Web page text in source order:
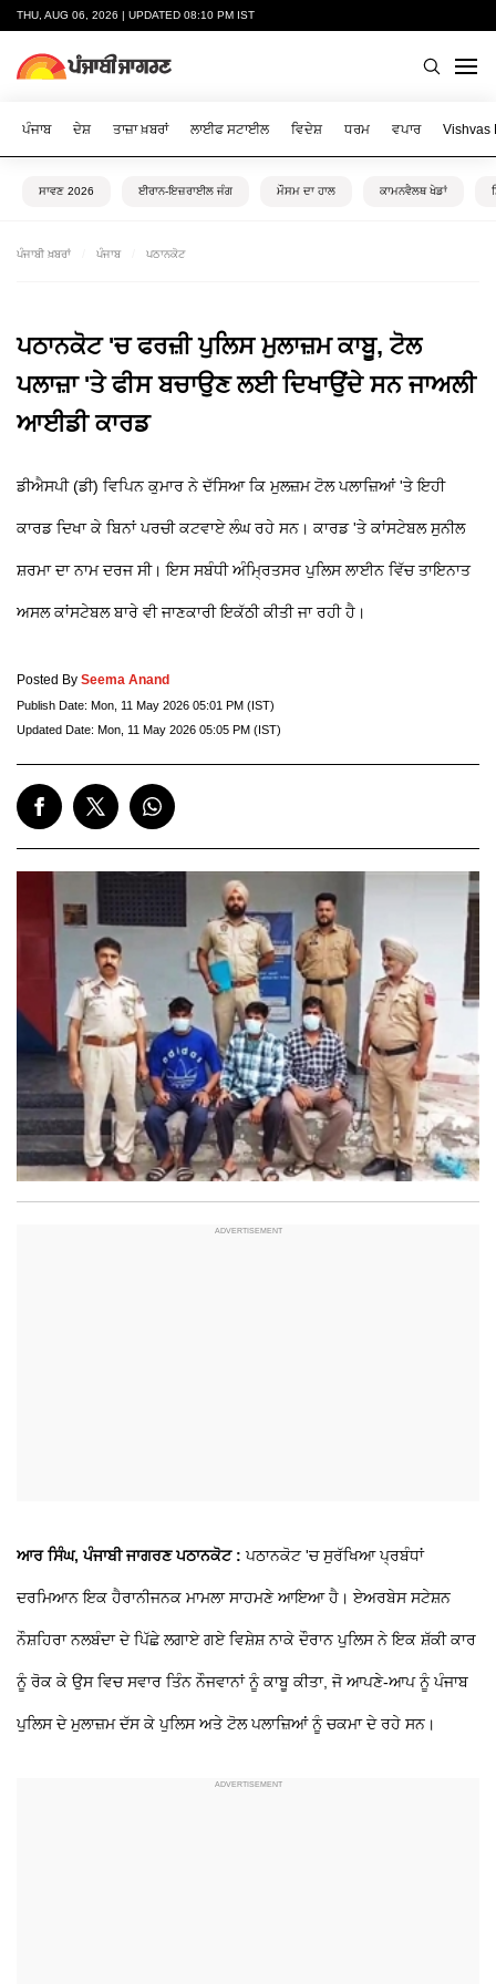
THU, AUG 06, 2026 | UPDATED 08:10 PM IST
ਪੰਜਾਬ ਦੇਸ਼ ਤਾਜ਼ਾ ਖ਼ਬਰਾਂ ਲਾਈਫ ਸਟਾਈਲ ਵਿਦੇਸ਼ ਧਰਮ ਵਪਾਰ Vishvas
ਸਾਵਣ 2026 ਈਰਾਨ-ਇਜ਼ਰਾਈਲ ਜੰਗ ਮੌਸਮ ਦਾ ਹਾਲ ਕਾਮਨਵੈਲਥ ਖੇਡਾਂ
ਪੰਜਾਬੀ ਖ਼ਬਰਾਂ ਪੰਜਾਬ ਪਠਾਨਕੋਟ
ਪਠਾਨਕੋਟ 'ਚ ਫਰਜ਼ੀ ਪੁਲਿਸ ਮੁਲਾਜ਼ਮ ਕਾਬੂ, ਟੋਲ
ਪਲਾਜ਼ਾ 'ਤੇ ਫੀਸ ਬਚਾਉਣ ਲਈ ਦਿਖਾਉਂਦੇ ਸਨ ਜਾਅਲੀ
ਆਈਡੀ ਕਾਰਡ
ਡੀਐਸਪੀ (ਡੀ) ਵਿਪਿਨ ਕੁਮਾਰ ਨੇ ਦੱਸਿਆ ਕਿ ਮੁਲਜ਼ਮ ਟੋਲ ਪਲਾਜ਼ਿਆਂ 'ਤੇ ਇਹੀ
ਕਾਰਡ ਦਿਖਾ ਕੇ ਬਿਨਾਂ ਪਰਚੀ ਕਟਵਾਏ ਲੰਘ ਰਹੇ ਸਨ। ਕਾਰਡ 'ਤੇ ਕਾਂਸਟੇਬਲ ਸੁਨੀਲ
ਸ਼ਰਮਾ ਦਾ ਨਾਮ ਦਰਜ ਸੀ। ਇਸ ਸਬੰਧੀ ਅੰਮ੍ਰਿਤਸਰ ਪੁਲਿਸ ਲਾਈਨ ਵਿੱਚ ਤਾਇਨਾਤ
ਅਸਲ ਕਾਂਸਟੇਬਲ ਬਾਰੇ ਵੀ ਜਾਣਕਾਰੀ ਇਕੱਠੀ ਕੀਤੀ ਜਾ ਰਹੀ ਹੈ।
Posted By Seema Anand
Publish Date: Mon, 11 May 2026 05:01 PM (IST)
Updated Date: Mon, 11 May 2026 05:05 PM (IST)
ਆਰ ਸਿੰਘ, ਪੰਜਾਬੀ ਜਾਗਰਣ ਪਠਾਨਕੋਟ :ਪਠਾਨਕੋਟ 'ਚ ਸੁਰੱਖਿਆ ਪ੍ਰਬੰਧਾਂ
ਦਰਮਿਆਨ ਇਕ ਹੈਰਾਨੀਜਨਕ ਮਾਮਲਾ ਸਾਹਮਣੇ ਆਇਆ ਹੈ। ਏਅਰਬੇਸ ਸਟੇਸ਼ਨ
ਨੌਸ਼ਹਿਰਾ ਨਲਬੰਦਾ ਦੇ ਪਿੱਛੇ ਲਗਾਏ ਗਏ ਵਿਸ਼ੇਸ਼ ਨਾਕੇ ਦੌਰਾਨ ਪੁਲਿਸ ਨੇ ਇਕ ਸ਼ੱਕੀ ਕਾਰ
ਨੂੰ ਰੋਕ ਕੇ ਉਸ ਵਿਚ ਸਵਾਰ ਤਿੰਨ ਨੌਜਵਾਨਾਂ ਨੂੰ ਕਾਬੂ ਕੀਤਾ, ਜੋ ਆਪਣੇ-ਆਪ ਨੂੰ ਪੰਜਾਬ
ਪੁਲਿਸ ਦੇ ਮੁਲਾਜ਼ਮ ਦੱਸ ਕੇ ਪੁਲਿਸ ਅਤੇ ਟੋਲ ਪਲਾਜ਼ਿਆਂ ਨੂੰ ਚਕਮਾ ਦੇ ਰਹੇ ਸਨ।